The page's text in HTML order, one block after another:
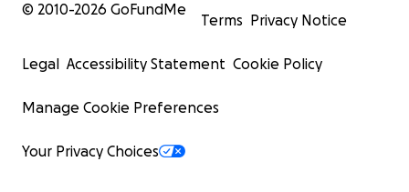
© 2010-2026 GoFundMe
Terms Privacy Notice
Legal Accessibility Statement Cookie Policy
Manage Cookie Preferences
Your Privacy Choices